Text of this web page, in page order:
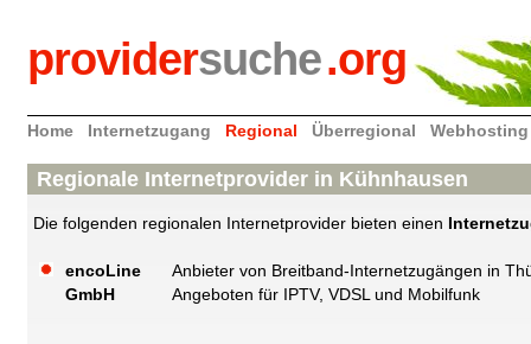
providersuche.org
Home Internetzugang Regional Überregional Webhosting
Regionale Internetprovider in Kühnhausen
Die folgenden regionalen Internetprovider bieten einen
encoLine
GmbH
Anbieter von Breitband-Internetzugängen in
Angeboten für IPTV, VDSL und Mobilfunk